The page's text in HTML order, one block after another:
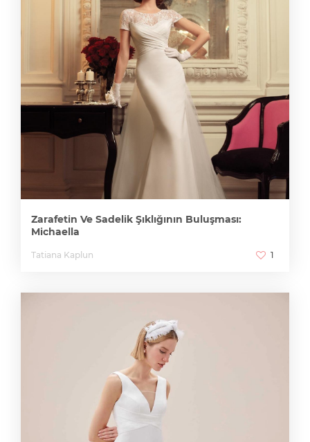
Zarafetin Ve Sadelik Şıklığının Buluşması:
Michaella
Tatiana Kaplun 1